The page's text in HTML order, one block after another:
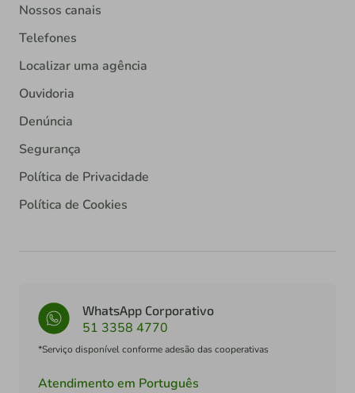
Nossos canais
Telefones
Localizar uma agência
Ouvidoria
Denúncia
Segurança
Política de Privacidade
Política de Cookies
WhatsApp Corporativo
51 3358 4770
*Serviço disponível conforme adesão das cooperativas
Atendimento em Português